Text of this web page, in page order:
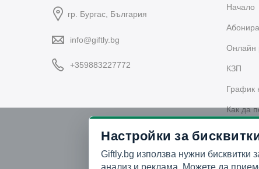
гр. Бургас, България
info@giftly.bg
+359883227772
Начало
Oнлайн
КЗП
График
Как да
Настройки за
Giftly.bg използва нужни бисквитки
анализ и реклама. Можете да